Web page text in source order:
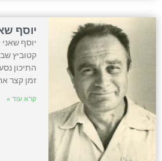
יוסף
קטוביץ
התיכון
זמן קצר
קרא עוד »